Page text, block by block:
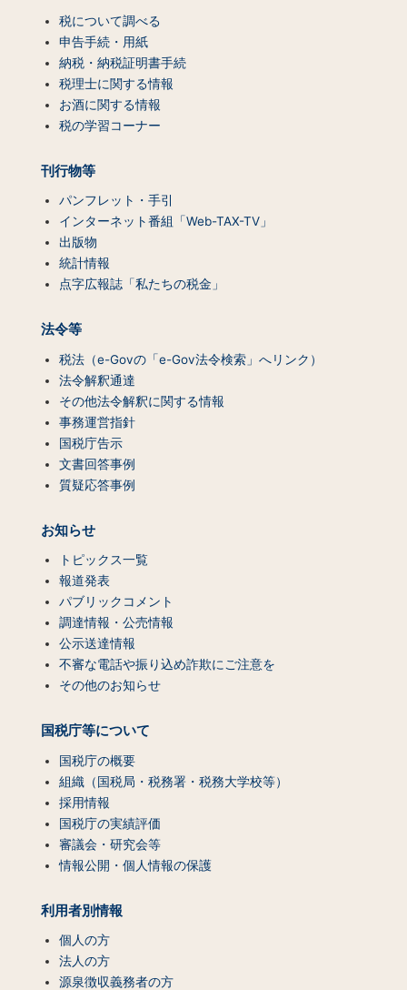
税について調べる
申告手続・用紙
納税・納税証明書手続
税理士に関する情報
お酒に関する情報
税の学習コーナー
刊行物等
パンフレット・手引
インターネット番組「Web-TAX-TV」
出版物
統計情報
点字広報誌「私たちの税金」
法令等
税法（e-Govの「e-Gov法令検索」へリンク）
法令解釈通達
その他法令解釈に関する情報
事務運営指針
国税庁告示
文書回答事例
質疑応答事例
お知らせ
トピックス一覧
報道発表
パブリックコメント
調達情報・公売情報
公示送達情報
不審な電話や振り込め詐欺にご注意を
その他のお知らせ
国税庁等について
国税庁の概要
組織（国税局・税務署・税務大学校等）
採用情報
国税庁の実績評価
審議会・研究会等
情報公開・個人情報の保護
利用者別情報
個人の方
法人の方
源泉徴収義務者の方